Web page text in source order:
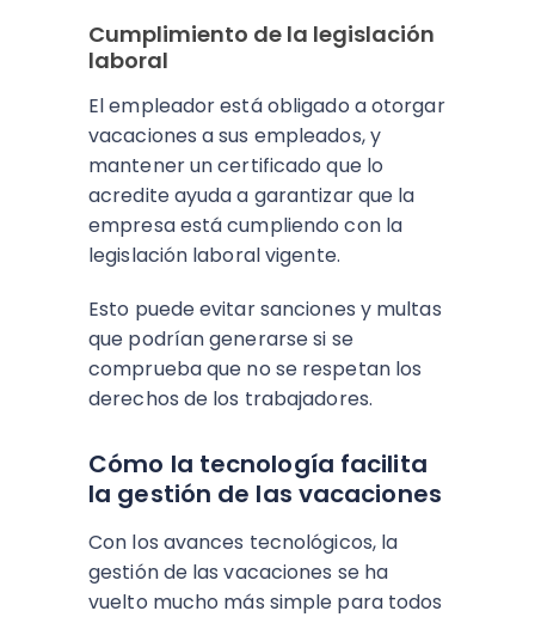
Cumplimiento de la legislación
laboral
El empleador está obligado a otorgar
vacaciones a sus empleados, y
mantener un certificado que lo
acredite ayuda a garantizar que la
empresa está cumpliendo con la
legislación laboral vigente.
Esto puede evitar sanciones y multas
que podrían generarse si se
comprueba que no se respetan los
derechos de los trabajadores.
Cómo la tecnología facilita
la gestión de las vacaciones
Con los avances tecnológicos, la
gestión de las vacaciones se ha
vuelto mucho más simple para todos